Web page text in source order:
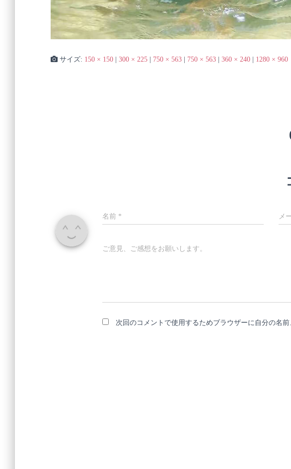
サイズ: 150 × 150 300 × 225 750 × 563 750 × 563 360 × 240 1280 × 960
名前 * メ
ご意見、ご感想をお願いします。
次回のコメントで使用するためブラウザーに自分の名